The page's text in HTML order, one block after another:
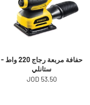
حفافة مربعة رجاج 220 واط -
ستانلي
53.50 JOD